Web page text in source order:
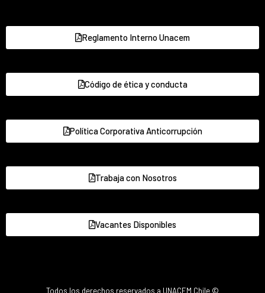
Reglamento Interno Unacem
Código de ética y conducta
Política Corporativa Anticorrupción
Trabaja con Nosotros
Vacantes Disponibles
Todos los derechos reservados a UNACEM Chile ©